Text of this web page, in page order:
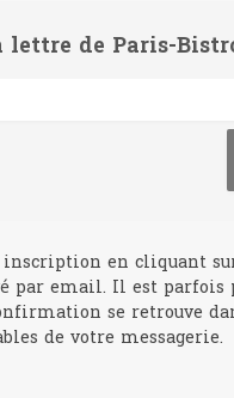
lettre de Paris-
en cliquant
par email. Il est parfois
se retrouve
de votre messagerie.